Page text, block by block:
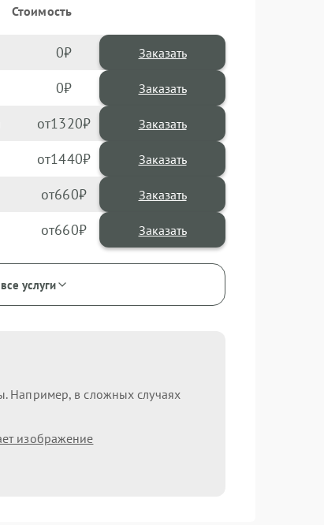
Стоимость
0 Заказать
0 Заказать
1320
1440
660
660
услуги
Например, в сложных случаях
изображение